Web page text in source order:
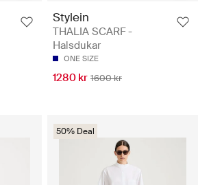
Stylein
THALIA SCARF -
Halsdukar
ONE SIZE
1280 kr 1600 kr
50% Deal